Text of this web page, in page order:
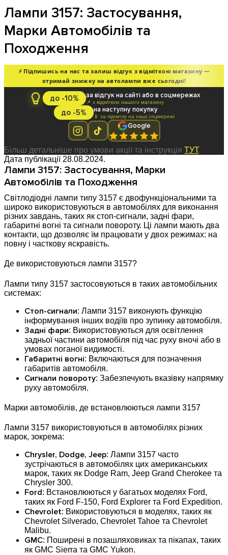
Лампи 3157: Застосування,
Марки Автомобілів та
Походження
⚡ Підпишись на нас та залиш відгук з відміткою магазину —
отримай знижку на автолампи вже сьогодні!
до -10% за відгук на сайті або в соцмережах
📌 з відміткою нашого магазину
до -5% на наступну покупку
📱 за підписку на наші соцмережі
Google
Більш детальніше про умови акції та інструкція ТУТ.
Дата публікації 28.08.2024.
Лампи 3157: Застосування, Марки
Автомобілів та Походження
Світлодіодні лампи типу 3157 є двофункціональними та
широко використовуються в автомобілях для виконання
різних завдань, таких як стоп-сигнали, задні фари,
габаритні вогні та сигнали повороту. Ці лампи мають два
контакти, що дозволяє їм працювати у двох режимах: на
повну і часткову яскравість.
Де використовуються лампи 3157?
Лампи типу 3157 застосовуються в таких автомобільних
системах:
Стоп-сигнали: Лампи 3157 виконують функцію
інформування інших водіїв про зупинку автомобіля.
Задні фари: Використовуються для освітлення
задньої частини автомобіля під час руху вночі або в
умовах поганої видимості.
Габаритні вогні: Включаються для позначення
габаритів автомобіля.
Сигнали повороту: Забезпечують вказівку напрямку
руху автомобіля.
Марки автомобілів, де встановлюються лампи 3157
Лампи 3157 використовуються в автомобілях різних
марок, зокрема:
Chrysler, Dodge, Jeep: Лампи 3157 часто
зустрічаються в автомобілях цих американських
марок, таких як Dodge Ram, Jeep Grand Cherokee та
Chrysler 300.
Ford: Встановлюються у багатьох моделях Ford,
таких як Ford F-150, Ford Explorer та Ford Expedition.
Chevrolet: Використовуються в моделях, таких як
Chevrolet Silverado, Chevrolet Tahoe та Chevrolet
Malibu.
GMC: Поширені в позашляховиках та пікапах, таких
як GMC Sierra та GMC Yukon.